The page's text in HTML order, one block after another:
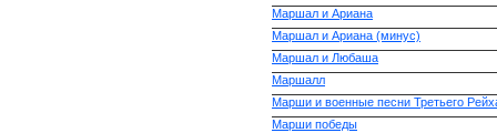
Маршал и Ариана
Маршал и Ариана (минус)
Маршал и Любаша
Маршалл
Марши и военные песни Третьего
Марши победы